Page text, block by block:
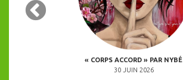
« CORPS ACCORD » PAR NYBÉ
30 JUIN 2026